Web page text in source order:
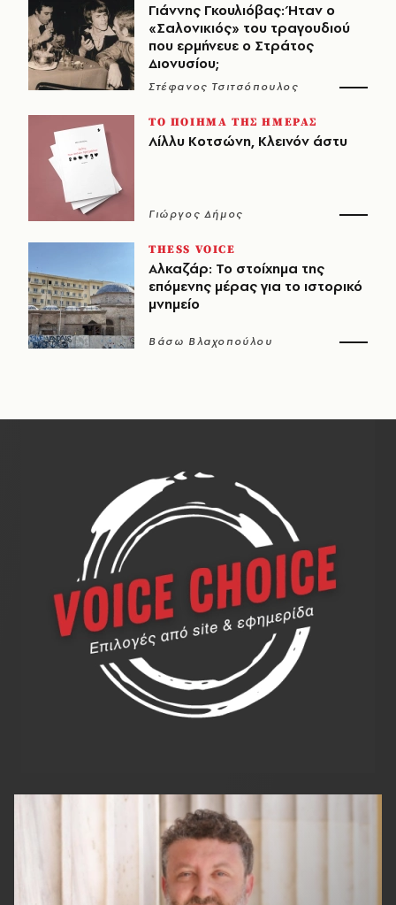
Γιάννης Γκουλιόβας: Ήταν ο
«Σαλονικιός» του τραγουδιού
που ερμήνευε ο Στράτος
Διονυσίου;
Στέφανος Τσιτσόπουλος
ΤΟ ΠΟΙΗΜΑ ΤΗΣ ΗΜΕΡΑΣ
Λίλλυ Κοτσώνη, Κλεινόν άστυ
Γιώργος Δήμος
THESS VOICE
Αλκαζάρ: Το στοίχημα της
επόμενης μέρας για το ιστορικό
μνημείο
Βάσω Βλαχοπούλου